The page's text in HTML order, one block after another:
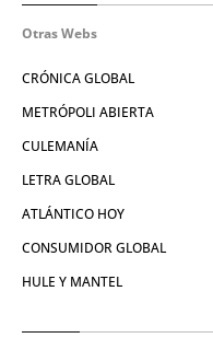
Otras Webs
CRÓNICA GLOBAL
METRÓPOLI ABIERTA
CULEMANÍA
LETRA GLOBAL
ATLÁNTICO HOY
CONSUMIDOR GLOBAL
HULE Y MANTEL